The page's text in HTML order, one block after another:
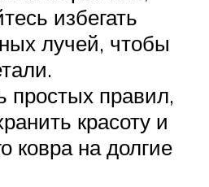
избегать
лучей, чтобы
простых правил,
красоту и
ковра на долгие